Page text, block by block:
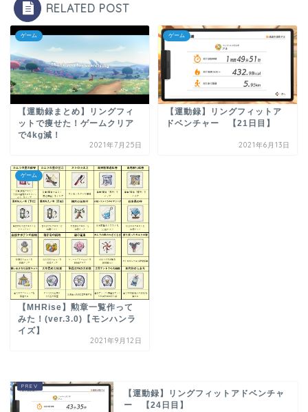
RELATED POST
ゲーム
【運動録まとめ】リングフィ
ットで痩せた！ゲームクリア
で4kg減！
2021年7月25日
ゲーム
【運動録】リングフィットア
ドベンチャー 【21日目】
2021年6月13日
ゲーム
【MHRise】勲章一覧作って
みた！(ver.3.0)【モンハンラ
イズ】
2021年9月12日
【運動録】リングフィットアドベンチャ
ー 【24日目】